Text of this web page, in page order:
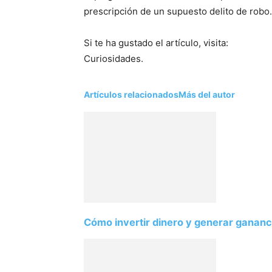
prescripción de un supuesto delito de robo.
Si te ha gustado el artículo, visita:
Curiosidades.
Artículos relacionadosMás del autor
Cómo invertir dinero y generar